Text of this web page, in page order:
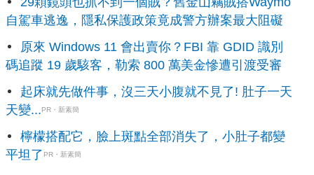
自駕車逃逸，隱私保護政策竟成警方辦案最大阻礙
原來 Windows 11 會出賣你？FBI 靠 GDID 識別
碼追蹤 19 歲駭客，勒索 800 萬美金慘遭引渡受審
起床就先做件事，沒三天小腹就不見了! 肚子一天
天變...PR・新素簡
檸檬搭配它，臉上斑點全部消失了，小肚子都變
平坦了 PR・新素簡